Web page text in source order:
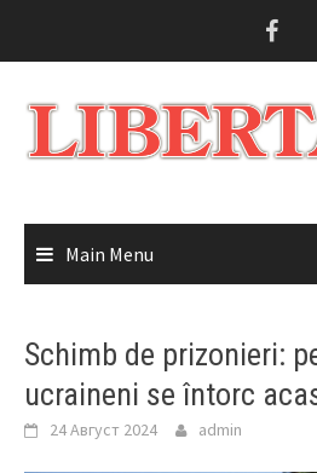
Main Menu
Schimb de prizonieri:
ucraineni se întorc
24 Август 2024 admin